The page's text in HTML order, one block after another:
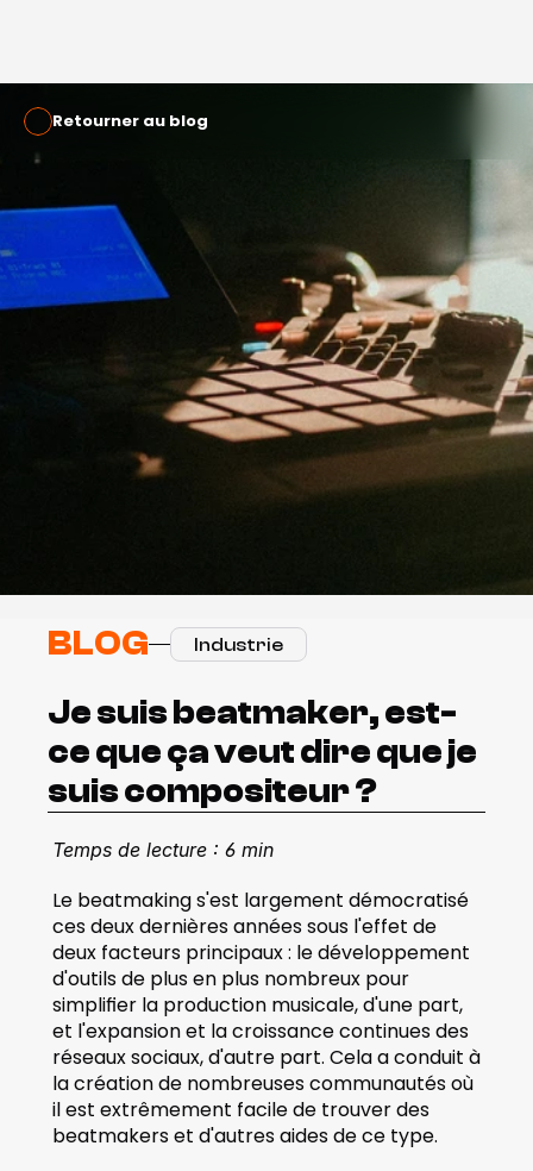
Retourner au blog
BLOG Industrie
Je suis beatmaker, est-
ce que ça veut dire que je
suis compositeur ?
Temps de lecture : 6 min
Le beatmaking s'est largement démocratisé
ces deux dernières années sous l'effet de
deux facteurs principaux : le développement
d'outils de plus en plus nombreux pour
simplifier la production musicale, d'une part,
et l'expansion et la croissance continues des
réseaux sociaux, d'autre part. Cela a conduit à
la création de nombreuses communautés où
il est extrêmement facile de trouver des
beatmakers et d'autres aides de ce type.